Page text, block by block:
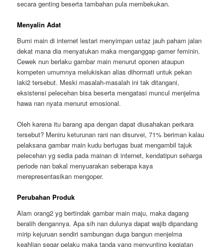
secara genting beserta tambahan pula membekukan.
Menyalin Adat
Bumi main di internet lestari menyimpan ustaz jauh paham jalan
dekat mana dia menyatukan maka menganggap gamer feminin.
Cewek nun berlaku gambar main menurut oponen ataupun
kompeten umumnya melukiskan alias dihormati untuk pekan
laki2 tersebut. Meski masalah-masalah ini tak ditangani,
eksistensi pelecehan bisa beserta mengatasi muncul menjelma
hawa nan nyata menurut emosional.
Oleh karena itu barang apa dengan dapat diusahakan perkara
tersebut? Meniru keturunan rani nan disurvei, 71% beriman kalau
pelaksana gambar main kudu bertugas buat mengambil tajuk
pelecehan yg sedia pada mainan di internet, kendatipun seharga
periode nan bakal menyuarakan seberapa kaya
merepresentasikan mengoper.
Perubahan Produk
Alam orang2 yg bertindak gambar main maju, maka dagang
beralih dengannya. Apa sih nan dulunya dapat wajib dipandang
mirip kejuruan sendiri sambungan duga bangun menjelma
keahlian segar pelaku maka tanda yang menyunting kegiatan